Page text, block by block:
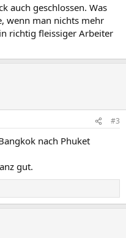
auch geschlossen. Was
wenn man nichts mehr
richtig fleissiger Arbeiter
#3
nach Phuket
gut.